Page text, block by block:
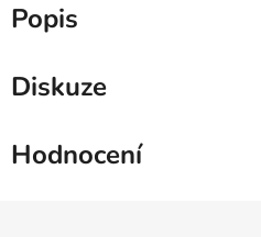
Popis
Diskuze
Hodnocení